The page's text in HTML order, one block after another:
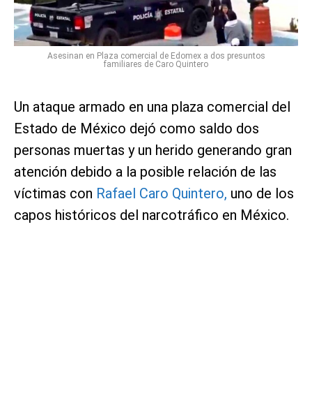
Asesinan en Plaza comercial de Edomex a dos presuntos
familiares de Caro Quintero
Un ataque armado en una plaza comercial del
Estado de México dejó como saldo dos
personas muertas y un herido generando gran
atención debido a la posible relación de las
víctimas con Rafael Caro Quintero, uno de los
capos históricos del narcotráfico en México.